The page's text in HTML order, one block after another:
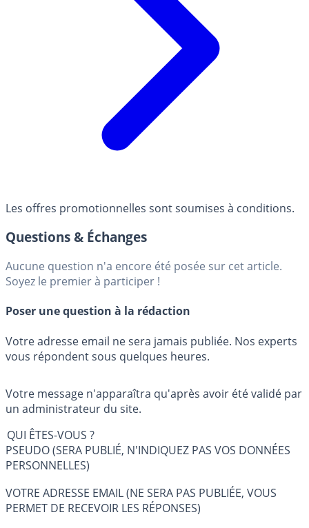
Les offres promotionnelles sont soumises à conditions.
Questions & Échanges
Aucune question n'a encore été posée sur cet article.
Soyez le premier à participer !
Poser une question à la rédaction
Votre adresse email ne sera jamais publiée. Nos experts
vous répondent sous quelques heures.
Votre message n'apparaîtra qu'après avoir été validé par
un administrateur du site.
QUI ÊTES-VOUS ?
PSEUDO (SERA PUBLIÉ, N'INDIQUEZ PAS VOS DONNÉES
PERSONNELLES)
VOTRE ADRESSE EMAIL (NE SERA PAS PUBLIÉE, VOUS
PERMET DE RECEVOIR LES RÉPONSES)